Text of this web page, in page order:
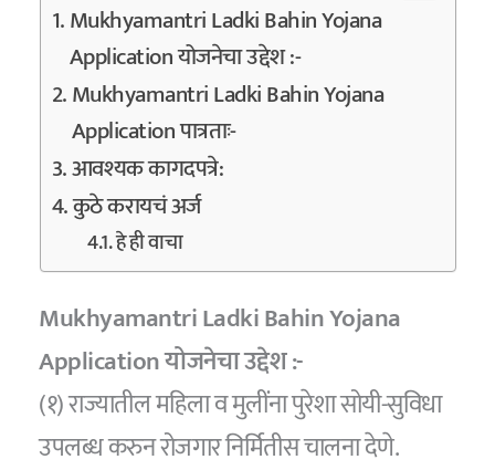
Mukhyamantri Ladki Bahin Yojana
Application योजनेचा उद्देश :-
Mukhyamantri Ladki Bahin Yojana
Application पात्रताः-
आवश्यक कागदपत्रे:
कुठे करायचं अर्ज
हे ही वाचा
Mukhyamantri Ladki Bahin Yojana
Application योजनेचा उद्देश :-
(१) राज्यातील महिला व मुलींना पुरेशा सोयी-सुविधा
उपलब्ध करुन रोजगार निर्मितीस चालना देणे.